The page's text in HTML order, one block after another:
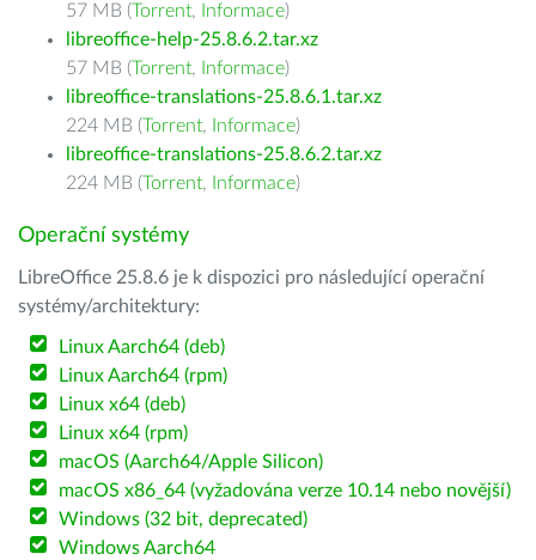
57 MB (Torrent, Informace)
libreoffice-help-25.8.6.2.tar.xz
57 MB (Torrent, Informace)
libreoffice-translations-25.8.6.1.tar.xz
224 MB (Torrent, Informace)
libreoffice-translations-25.8.6.2.tar.xz
224 MB (Torrent, Informace)
Operační systémy
LibreOffice 25.8.6 je k dispozici pro následující operační
systémy/architektury:
Linux Aarch64 (deb)
Linux Aarch64 (rpm)
Linux x64 (deb)
Linux x64 (rpm)
macOS (Aarch64/Apple Silicon)
macOS x86_64 (vyžadována verze 10.14 nebo novější)
Windows (32 bit, deprecated)
Windows Aarch64